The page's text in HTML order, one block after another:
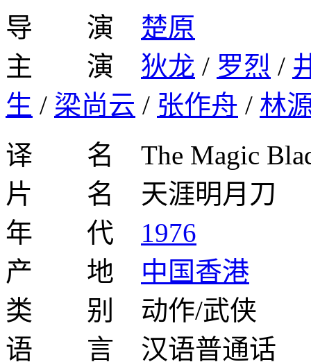
导 演 楚原
主 演 狄龙 / 罗烈 /
生 / 梁尚云 / 张作舟 / 林
译 名 The Magic
片 名 天涯明月刀
年 代 1976
产 地 中国香港
类 别 动作/武侠
语 言 汉语普通话